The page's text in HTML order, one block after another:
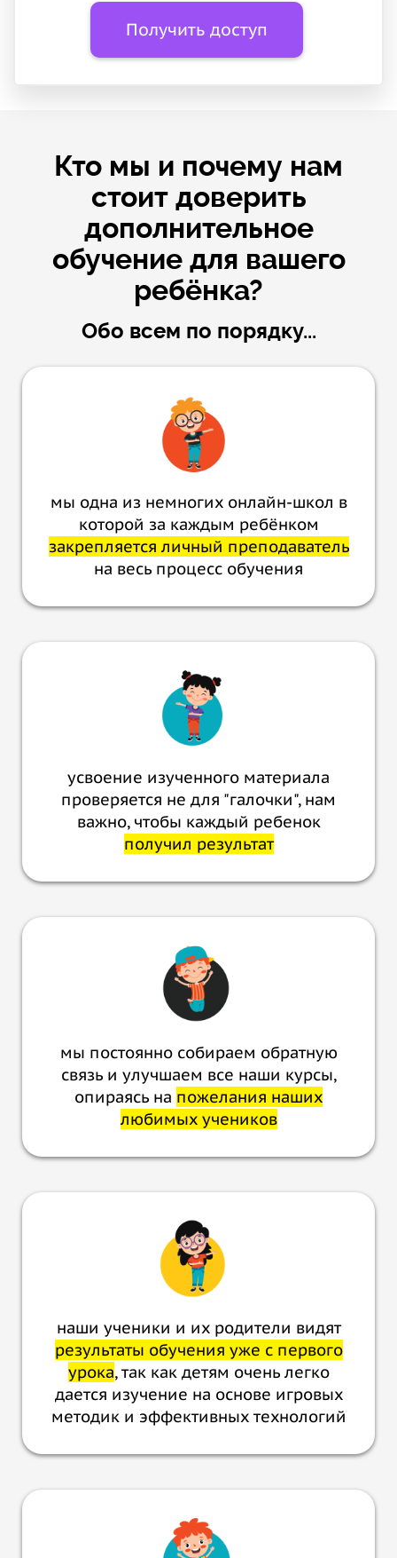
Получить доступ
Кто мы и почему нам
стоит доверить
дополнительное
обучение для вашего
ребёнка?
Обо всем по порядку...
мы одна из немногих онлайн-школ в
которой за каждым ребёнком
закрепляется личный преподаватель
на весь процесс обучения
усвоение изученного материала
проверяется не для "галочки", нам
важно, чтобы каждый ребенок
получил результат
мы постоянно собираем обратную
связь и улучшаем все наши курсы,
опираясь на пожелания наших
любимых учеников
наши ученики и их родители видят
результаты обучения уже с первого
урока, так как детям очень легко
дается изучение на основе игровых
методик и эффективных технологий